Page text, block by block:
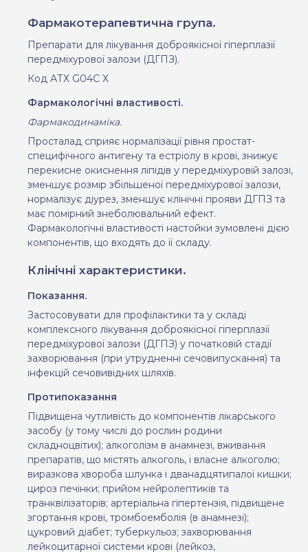
Фармакотерапевтична група.
Препарати для лікування доброякісної гіперплазії
передміхурової залози (ДГПЗ).
Код АТХ G04С Х
Фармакологічні властивості.
Фармакодинаміка.
Просталад сприяє нормалізації рівня простат-
специфічного антигену та естріолу в крові, знижує
перекисне окиснення ліпідів у передміхуровій залозі,
зменшує розмір збільшеної передміхурової залози,
нормалізує діурез, зменшує клінічні прояви ДГПЗ та
має помірний знеболювальний ефект.
Фармакологічні властивості настойки зумовлені дією
компонентів, що входять до її складу.
Клінічні характеристики.
Показання.
Застосовувати для профілактики та у складі
комплексного лікування доброякісної гіперплазії
передміхурової залози (ДГПЗ) у початковій стадії
захворювання (при утрудненні сечовипускання) та
інфекцій сечовивідних шляхів.
Протипоказання
Підвищена чутливість до компонентів лікарського
засобу (у тому числі до рослин родини
складноцвітих); алкоголізм в анамнезі, вживання
препаратів, що містять алкоголь, і власне алкоголю;
виразкова хвороба шлунка і дванадцятипалої кишки;
цироз печінки; прийом нейролептиків та
транквілізаторів; артеріальна гіпертензія, підвищене
згортання крові, тромбоемболія (в анамнезі);
цукровий діабет; туберкульоз; захворювання
лейкоцитарної системи крові (лейкоз,